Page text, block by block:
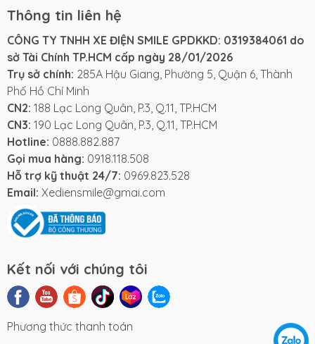
Thông tin liên hệ
CÔNG TY TNHH XE ĐIỆN SMILE GPDKKD: 0319384061 do
sở Tài Chính TP.HCM cấp ngày 28/01/2026
Trụ sở chính: 285A Hậu Giang, Phường 5, Quận 6, Thành
Phố Hồ Chí Minh
CN2: 188 Lạc Long Quân, P.3, Q.11, TP.HCM
CN3: 190 Lạc Long Quân, P.3, Q.11, TP.HCM
Hotline: 0888.882.887
Gọi mua hàng: 0918.118.508
Hỗ trợ kỹ thuật 24/7: 0969.823.528
Email: Xediensmile@gmai.com
Kết nối với chúng tôi
Phương thức thanh toán